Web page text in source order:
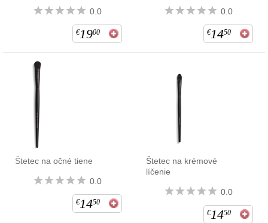
0.0
€1900
0.0
€1450
Štetec na očné tiene
0.0
€1450
Štetec na krémové
líčenie
0.0
€1450